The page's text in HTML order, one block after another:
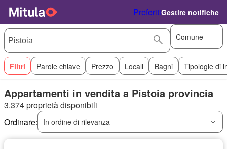
PreferitiGestire notifiche
Comune
Filtri Parole chiave Prezzo Locali Bagni Tipologie di
Appartamenti in vendita a Pistoia provincia
3.374 proprietà disponibili
Ordinare:
In ordine di rilevanza